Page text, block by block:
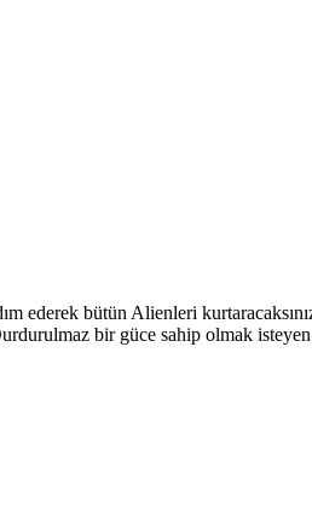
ederek bütün Alienleri
bir güce sahip olmak